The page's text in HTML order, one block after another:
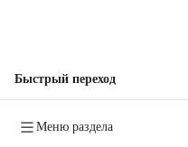
Быстрый переход
Меню раздела